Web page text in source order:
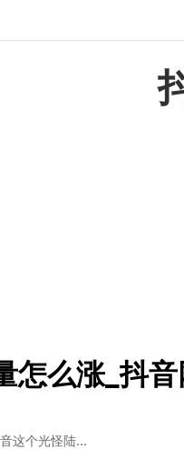
怎么涨_抖
这个光怪陆…